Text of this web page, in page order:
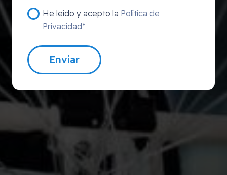
He leído y acepto la Política de
Privacidad*